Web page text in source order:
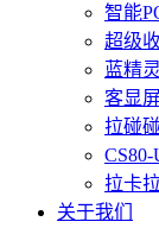
智能
超级
蓝精灵
客显
拉碰碰
拉卡
关于我们